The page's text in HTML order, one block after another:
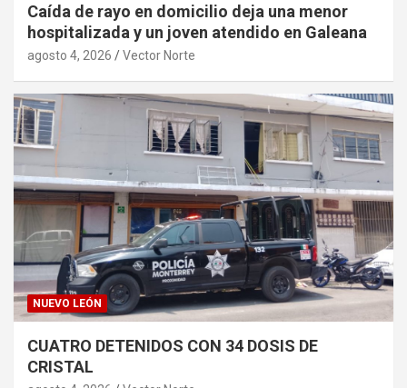
Caída de rayo en domicilio deja una menor
hospitalizada y un joven atendido en Galeana
agosto 4, 2026 Vector Norte
NUEVO LEÓN
CUATRO DETENIDOS CON 34 DOSIS DE
CRISTAL